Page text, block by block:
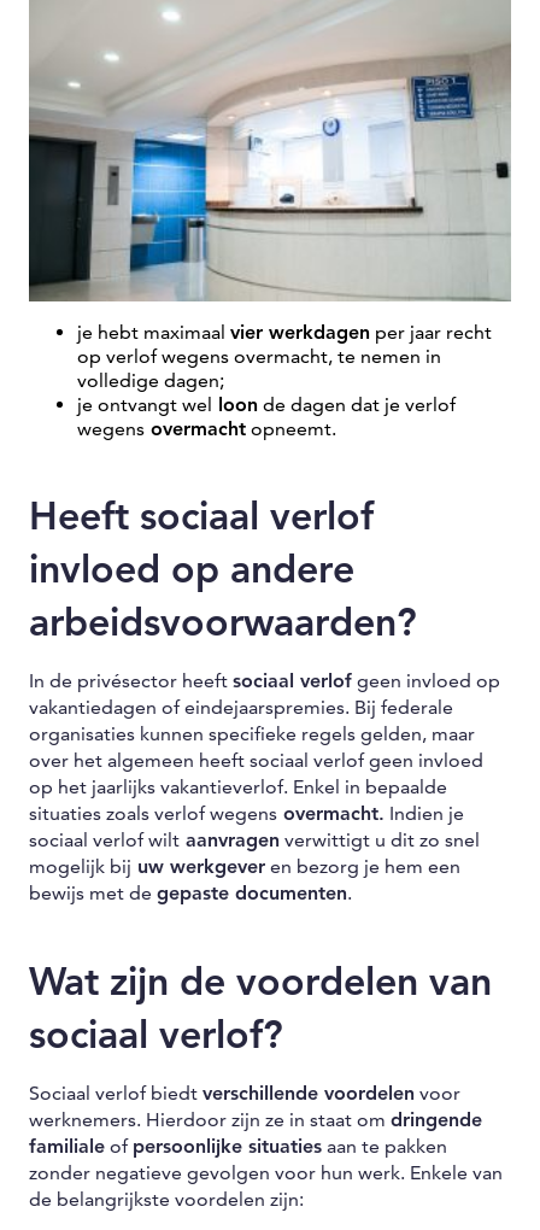
je hebt maximaal vier werkdagen per jaar recht
op verlof wegens overmacht, te nemen in
volledige dagen;
je ontvangt wel loon de dagen dat je verlof
wegens overmacht opneemt.
Heeft sociaal verlof
invloed op andere
arbeidsvoorwaarden?
In de privésector heeft sociaal verlof geen invloed op
vakantiedagen of eindejaarspremies. Bij federale
organisaties kunnen specifieke regels gelden, maar
over het algemeen heeft sociaal verlof geen invloed
op het jaarlijks vakantieverlof. Enkel in bepaalde
situaties zoals verlof wegens overmacht. Indien je
sociaal verlof wilt aanvragen verwittigt u dit zo snel
mogelijk bij uw werkgever en bezorg je hem een
bewijs met de gepaste documenten.
Wat zijn de voordelen van
sociaal verlof?
Sociaal verlof biedt verschillende voordelen voor
werknemers. Hierdoor zijn ze in staat om dringende
familiale of persoonlijke situaties aan te pakken
zonder negatieve gevolgen voor hun werk. Enkele van
de belangrijkste voordelen zijn: